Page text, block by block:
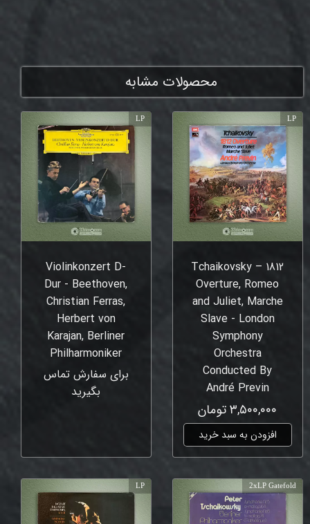
محصولات مشابه
Tchaikovsky – 1812
Overture, Romeo
and Juliet, Marche
Slave - London
Symphony
Orchestra
Conducted By
André Previn
۳,۵۰۰,۰۰۰ تومان
افزودن به سبد خرید
LP
Violinkonzert D-
Dur - Beethoven,
Christian Ferras,
Herbert von
Karajan, Berliner
Philharmoniker
برای سفارش تماس
بگیرید
LP
2xLP Gatefold
LP